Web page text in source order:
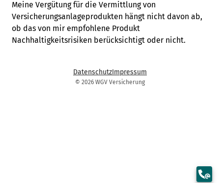
Meine Vergütung für die Vermittlung von
Versicherungsanlageprodukten hängt nicht davon ab,
ob das von mir empfohlene Produkt
Nachhaltigkeitsrisiken berücksichtigt oder nicht.
DatenschutzImpressum
© 2026 WGV Versicherung